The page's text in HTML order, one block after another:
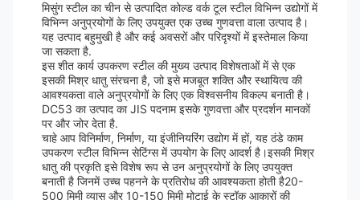
मिसुंग स्टील का चीन से उत्पादित कोल्ड वर्क टूल स्टील विभिन्न उद्योगों में
विभिन्न अनुप्रयोगों के लिए उपयुक्त एक उच्च गुणवत्ता वाला उत्पाद है।
यह उत्पाद बहुमुखी है और कई अवसरों और परिदृश्यों में इस्तेमाल किया
जा सकता है.
इस शीत कार्य उपकरण स्टील की मुख्य उत्पाद विशेषताओं में से एक
इसकी मिश्र धातु संरचना है, जो इसे मजबूत शक्ति और स्थायित्व की
आवश्यकता वाले अनुप्रयोगों के लिए एक विश्वसनीय विकल्प बनाती है।
DC53 का उत्पाद का JIS पदनाम इसके गुणवत्ता और प्रदर्शन मानकों
पर और जोर देता है.
चाहे आप विनिर्माण, निर्माण, या इंजीनियरिंग उद्योग में हों, यह ठंडे काम
उपकरण स्टील विभिन्न सेटिंग्स में उपयोग के लिए आदर्श है।इसकी मिश्र
धातु की प्रकृति इसे विशेष रूप से उन अनुप्रयोगों के लिए उपयुक्त
बनाती है जिनमें उच्च पहनने के प्रतिरोध की आवश्यकता होती है20-
500 मिमी व्यास और 10-150 मिमी मोटाई के स्टॉक आकारों की